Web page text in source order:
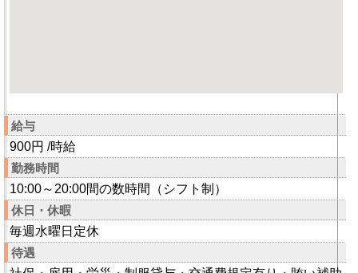
給与
900円 /時給
勤務時間
10:00～20:00間の数時間（シフト制）
休日・休暇
毎週水曜日定休
待遇